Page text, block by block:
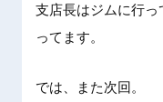
支店長はジムに行っ
ってます。
では、ま た次回。